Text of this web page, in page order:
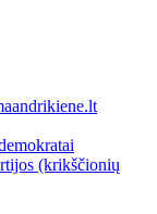
(krikščionių